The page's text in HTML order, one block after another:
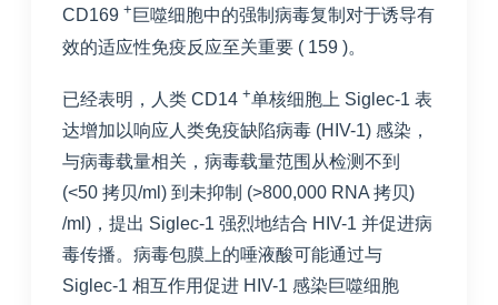
CD169 + 巨噬细胞中的强制病毒复制对于诱导有
效的适应性免疫反应至关重要 ( 159 )。
已经表明，人类 CD14 +单核细胞上 Siglec-1 表
达增加以响应人类免疫缺陷病毒 (HIV-1) 感染，
与病毒载量相关，病毒载量范围从检测不到
(<50 拷贝/ml) 到未抑制 (>800,000 RNA 拷贝)
/ml)，提出 Siglec-1 强烈地结合 HIV-1 并促进病
毒传播。病毒包膜上的唾液酸可能通过与
Siglec-1 相互作用促进 HIV-1 感染巨噬细胞